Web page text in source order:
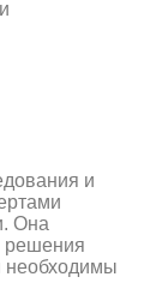
и
Она
решения
необходимы